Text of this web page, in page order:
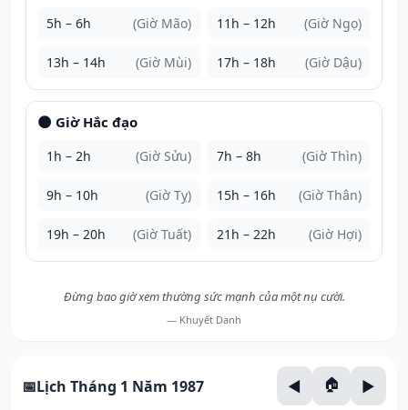
5h – 6h (Giờ Mão) 11h – 12h (Giờ Ngọ)
13h – 14h (Giờ Mùi) 17h – 18h (Giờ Dậu)
🌑 Giờ Hắc đạo
1h – 2h (Giờ Sửu) 7h – 8h (Giờ Thìn)
9h – 10h (Giờ Tỵ) 15h – 16h (Giờ Thân)
19h – 20h (Giờ Tuất) 21h – 22h (Giờ Hợi)
Đừng bao giờ xem thường sức mạnh của một nụ cười.
— Khuyết Danh
Lịch Tháng 1 Năm 1987